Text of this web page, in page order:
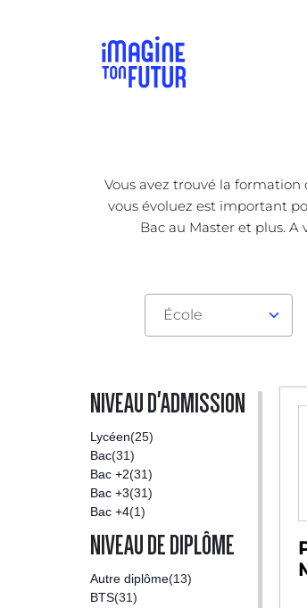
Vous avez trouvé la
vous évoluez est important
Bac au Master et plus. A
École
NIVEAU D'ADMISSION
Lycéen(25)
Bac(31)
Bac +2(31)
Bac +3(31)
Bac +4(1)
NIVEAU DE DIPLÔME
Autre diplôme(13)
BTS(31)